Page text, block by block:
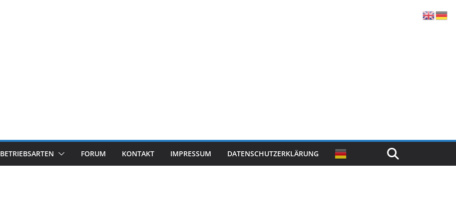
BETRIEBSARTEN FORUM KONTAKT IMPRESSUM DATENSCHUTZERKLÄRUNG